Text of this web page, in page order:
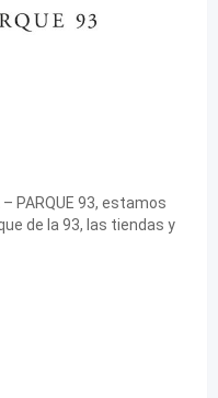
– PARQUE 93, estamos
de la 93, las tiendas y